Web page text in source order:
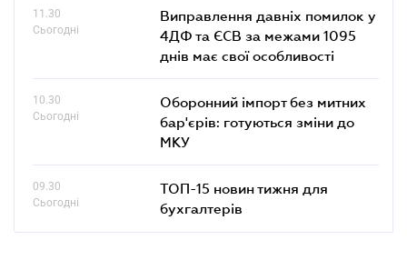
11.30
Сьогодні
Виправлення давніх помилок у
4ДФ та ЄСВ за межами 1095
днів має свої особливості
10.30
Сьогодні
Оборонний імпорт без митних
бар'єрів: готуються зміни до
МКУ
09.30
Сьогодні
ТОП-15 новин тижня для
бухгалтерів